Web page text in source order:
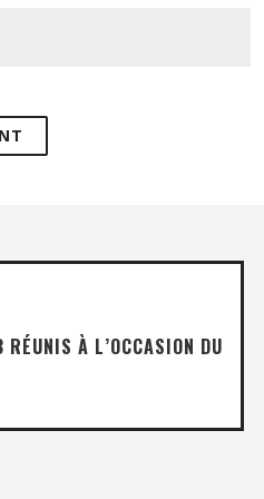
RÉUNIS À L’OCCASION DU